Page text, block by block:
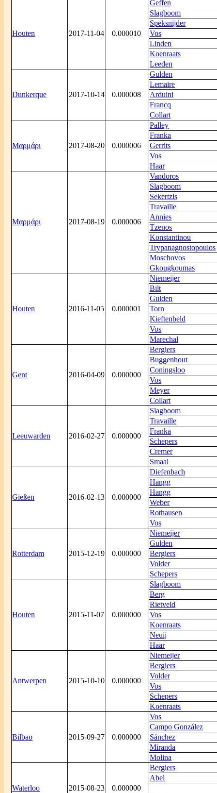
Houten 2017-11-04 0.000010
Geffen
Slagboom
Speksnijder
Vos
Linden
Koenraats
Leeden
Dunkerque 2017-10-14 0.000008
Gulden
Lemaire
Arduini
Francq
Collart
Μαρμάρι 2017-08-20 0.000006
Palley
Franka
Gerrits
Vos
Haar
Μαρμάρι 2017-08-19 0.000006
Vandoros
Slagboom
Sekertzis
Travaille
Annies
Tzenos
Konstantinou
Trypanagnostopoulos
Moschovos
Gkougkoumas
Houten 2016-11-05 0.000001
Niemeijer
Bilt
Gulden
Torn
Kieftenbeld
Vos
Marechal
Gent 2016-04-09 0.000000
Bergiers
Buggenhout
Coningsloo
Vos
Meyer
Collart
Leeuwarden 2016-02-27 0.000000
Slagboom
Travaille
Franka
Schepers
Cremer
Smaal
Gießen 2016-02-13 0.000000
Diefenbach
Hangg
Hangg
Weber
Rothausen
Vos
Rotterdam 2015-12-19 0.000000
Niemeijer
Gulden
Bergiers
Volder
Schepers
Houten 2015-11-07 0.000000
Slagboom
Berg
Rietveld
Vos
Koenraats
Neuij
Haar
Antwerpen 2015-10-10 0.000000
Niemeijer
Bergiers
Volder
Vos
Schepers
Koenraats
Bilbao 2015-09-27 0.000000
Vos
Campo González
Sánchez
Miranda
Molina
Waterloo 2015-08-23 0.000000
Bergiers
Abel